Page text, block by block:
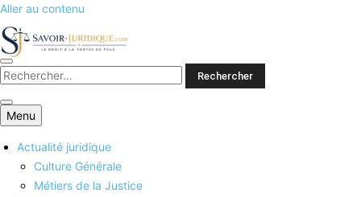
Aller au contenu
Savoirs juridiques
Menu
Actualité juridique
Culture Générale
Métiers de la Justice